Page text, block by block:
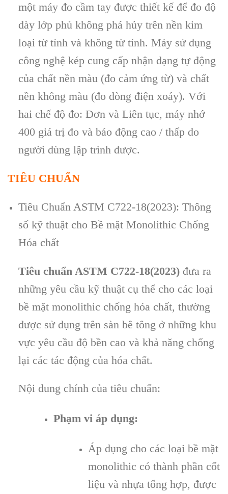
một máy đo cầm tay được thiết kế để đo độ
dày lớp phủ không phá hủy trên nền kim
loại từ tính và không từ tính. Máy sử dụng
công nghệ kép cung cấp nhận dạng tự động
của chất nền màu (đo cảm ứng từ) và chất
nền không màu (đo dòng điện xoáy). Với
hai chế độ đo: Đơn và Liên tục, máy nhớ
400 giá trị đo và báo động cao / thấp do
người dùng lập trình được.
TIÊU CHUẨN
Tiêu Chuẩn ASTM C722-18(2023): Thông
số kỹ thuật cho Bề mặt Monolithic Chống
Hóa chất
Tiêu chuẩn ASTM C722-18(2023)đưa ra
những yêu cầu kỹ thuật cụ thể cho các loại
bề mặt monolithic chống hóa chất, thường
được sử dụng trên sàn bê tông ở những khu
vực yêu cầu độ bền cao và khả năng chống
lại các tác động của hóa chất.
Nội dung chính của tiêu chuẩn:
Phạm vi áp dụng:
Áp dụng cho các loại bề mặt
monolithic có thành phần cốt
liệu và nhựa tổng hợp, được